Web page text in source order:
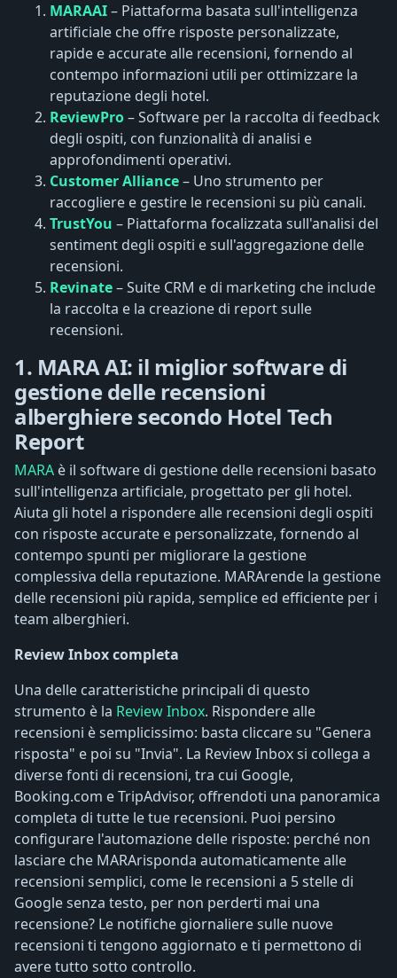
MARAAI– Piattaforma basata sull'intelligenza
artificiale che offre risposte personalizzate,
rapide e accurate alle recensioni, fornendo al
contempo informazioni utili per ottimizzare la
reputazione degli hotel.
ReviewPro– Software per la raccolta di feedback
degli ospiti, con funzionalità di analisi e
approfondimenti operativi.
Customer Alliance– Uno strumento per
raccogliere e gestire le recensioni su più canali.
TrustYou – Piattaforma focalizzata sull'analisi del
sentiment degli ospiti e sull'aggregazione delle
recensioni.
Revinate– Suite CRM e di marketing che include
la raccolta e la creazione di report sulle
recensioni.
1. MARA AI: il miglior software di
gestione delle recensioni
alberghiere secondo Hotel Tech
Report
MARA è il software di gestione delle recensioni basato
sull'intelligenza artificiale, progettato per gli hotel.
Aiuta gli hotel a rispondere alle recensioni degli ospiti
con risposte accurate e personalizzate, fornendo al
contempo spunti per migliorare la gestione
complessiva della reputazione. MARArende la gestione
delle recensioni più rapida, semplice ed efficiente per i
team alberghieri.
Review Inbox completa
Una delle caratteristiche principali di questo
strumento è la Review Inbox. Rispondere alle
recensioni è semplicissimo: basta cliccare su "Genera
risposta" e poi su "Invia". La Review Inbox si collega a
diverse fonti di recensioni, tra cui Google,
Booking.com e TripAdvisor, offrendoti una panoramica
completa di tutte le tue recensioni. Puoi persino
configurare l'automazione delle risposte: perché non
lasciare che MARArisponda automaticamente alle
recensioni semplici, come le recensioni a 5 stelle di
Google senza testo, per non perderti mai una
recensione? Le notifiche giornaliere sulle nuove
recensioni ti tengono aggiornato e ti permettono di
avere tutto sotto controllo.